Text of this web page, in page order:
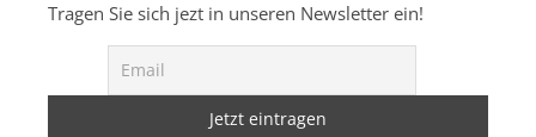
Tragen Sie sich jezt in unseren Newsletter ein!